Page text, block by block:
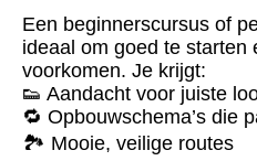
Een beginnerscursus of
ideaal om goed te starten
voorkomen. Je krijgt:
👟 Aandacht voor juiste
🔁 Opbouwschema’s die
🏞️ Mooie, veilige routes